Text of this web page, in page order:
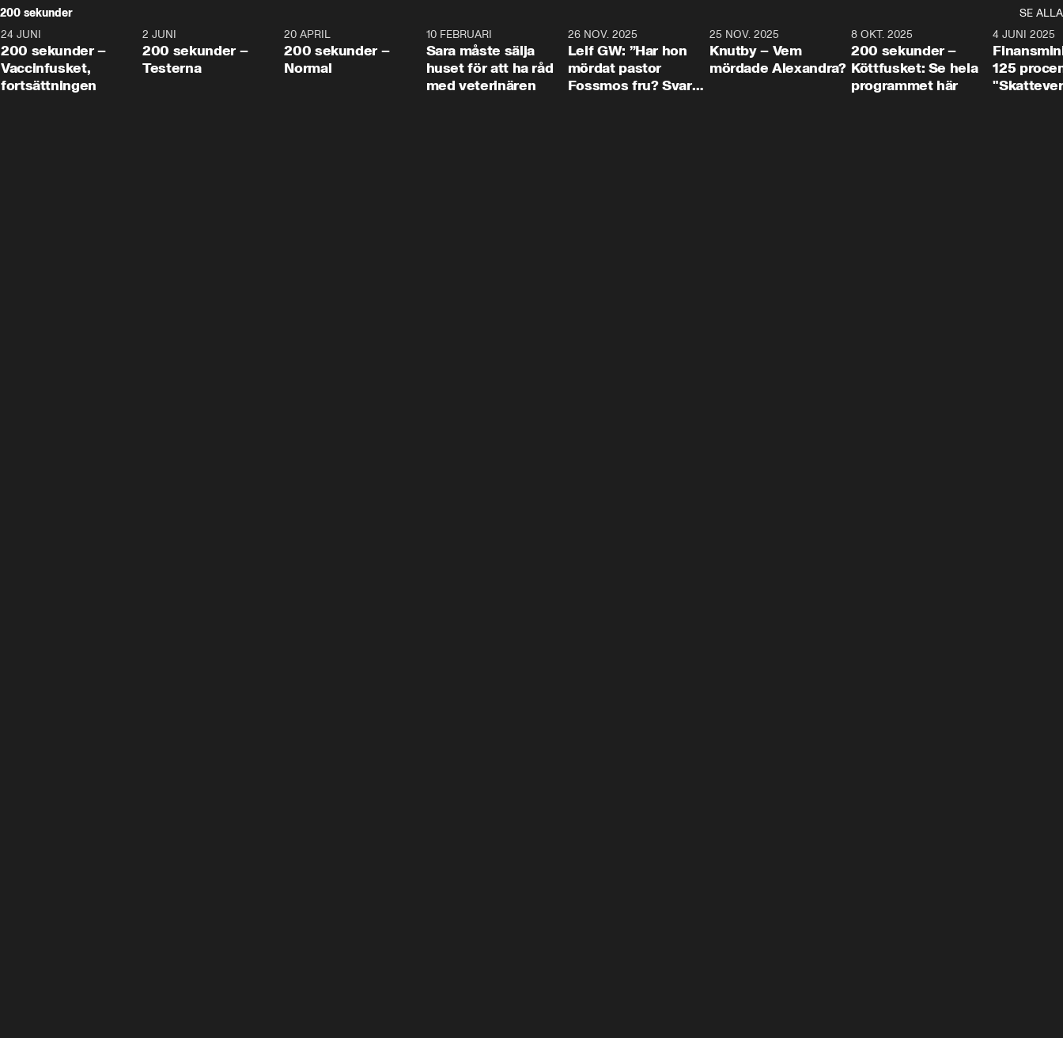
200 sekunder
SE ALLA
5:00
24 JUNI
200 sekunder –
Vaccinfusket,
fortsättningen
4:23
2 JUNI
200 sekunder –
Testerna
20 APRIL
200 sekunder –
Normal
10 FEBRUARI
Sara måste sälja
huset för att ha råd
med veterinären
26 NOV. 2025
Leif GW: ”Har hon
mördat pastor
Fossmos fru? Svar
31:05
25 NOV. 2025
Knutby – Vem
mördade Alexandra?
4:29
8 OKT. 2025
200 sekunder –
Köttfusket: Se hela
programmet här
4 JUNI 2025
125